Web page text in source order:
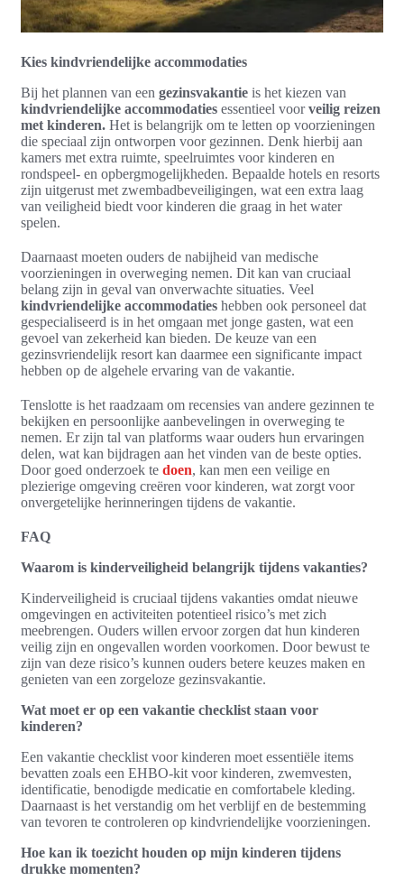
Kies kindvriendelijke accommodaties
Bij het plannen van een gezinsvakantie is het kiezen van
kindvriendelijke accommodaties essentieel voorveilig reizen
met kinderen. Het is belangrijk om te letten op voorzieningen
die speciaal zijn ontworpen voor gezinnen. Denk hierbij aan
kamers met extra ruimte, speelruimtes voor kinderen en
rondspeel- en opbergmogelijkheden. Bepaalde hotels en resorts
zijn uitgerust met zwembadbeveiligingen, wat een extra laag
van veiligheid biedt voor kinderen die graag in het water
spelen.
Daarnaast moeten ouders de nabijheid van medische
voorzieningen in overweging nemen. Dit kan van cruciaal
belang zijn in geval van onverwachte situaties. Veel
kindvriendelijke accommodaties hebben ook personeel dat
gespecialiseerd is in het omgaan met jonge gasten, wat een
gevoel van zekerheid kan bieden. De keuze van een
gezinsvriendelijk resort kan daarmee een significante impact
hebben op de algehele ervaring van de vakantie.
Tenslotte is het raadzaam om recensies van andere gezinnen te
bekijken en persoonlijke aanbevelingen in overweging te
nemen. Er zijn tal van platforms waar ouders hun ervaringen
delen, wat kan bijdragen aan het vinden van de beste opties.
Door goed onderzoek te doen, kan men een veilige en
plezierige omgeving creëren voor kinderen, wat zorgt voor
onvergetelijke herinneringen tijdens de vakantie.
FAQ
Waarom is kinderveiligheid belangrijk tijdens vakanties?
Kinderveiligheid is cruciaal tijdens vakanties omdat nieuwe
omgevingen en activiteiten potentieel risico’s met zich
meebrengen. Ouders willen ervoor zorgen dat hun kinderen
veilig zijn en ongevallen worden voorkomen. Door bewust te
zijn van deze risico’s kunnen ouders betere keuzes maken en
genieten van een zorgeloze gezinsvakantie.
Wat moet er op een vakantie checklist staan voor
kinderen?
Een vakantie checklist voor kinderen moet essentiële items
bevatten zoals een EHBO-kit voor kinderen, zwemvesten,
identificatie, benodigde medicatie en comfortabele kleding.
Daarnaast is het verstandig om het verblijf en de bestemming
van tevoren te controleren op kindvriendelijke voorzieningen.
Hoe kan ik toezicht houden op mijn kinderen tijdens
drukke momenten?